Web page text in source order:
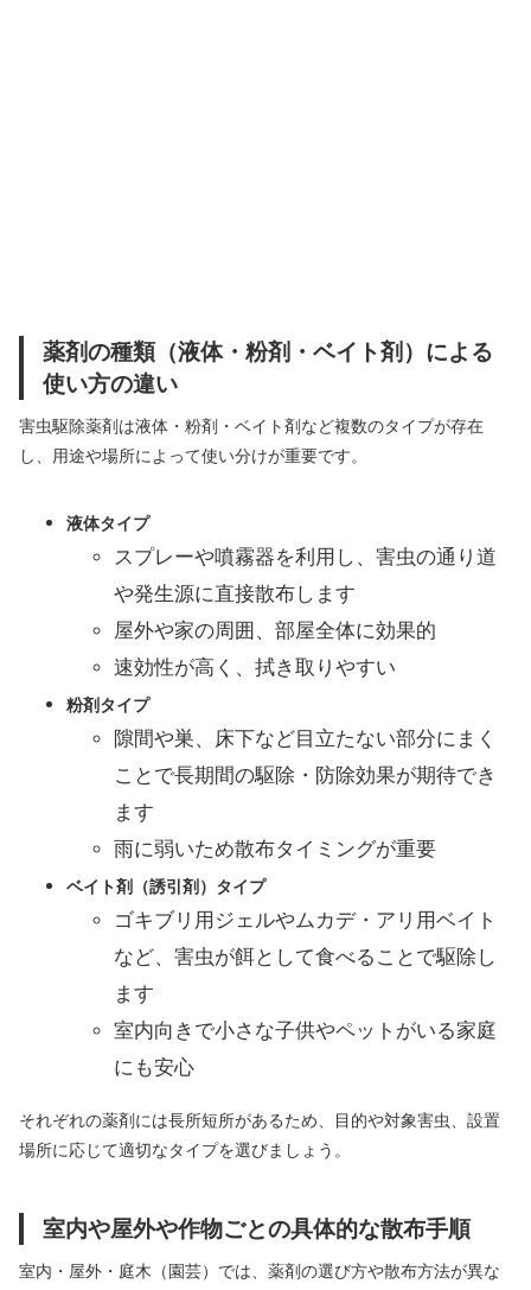
薬剤の種類（液体・粉剤・ベイト剤）による
使い方の違い
害虫駆除薬剤は液体・粉剤・ベイト剤など複数のタイプが存在
し、用途や場所によって使い分けが重要です。
液体タイプ
スプレーや噴霧器を利用し、害虫の通り道
や発生源に直接散布します
屋外や家の周囲、部屋全体に効果的
速効性が高く、拭き取りやすい
粉剤タイプ
隙間や巣、床下など目立たない部分にまく
ことで長期間の駆除・防除効果が期待でき
ます
雨に弱いため散布タイミングが重要
ベイト剤（誘引剤）タイプ
ゴキブリ用ジェルやムカデ・アリ用ベイト
など、害虫が餌として食べることで駆除し
ます
室内向きで小さな子供やペットがいる家庭
にも安心
それぞれの薬剤には長所短所があるため、目的や対象害虫、設置
場所に応じて適切なタイプを選びましょう。
室内や屋外や作物ごとの具体的な散布手順
室内・屋外・庭木（園芸）では、薬剤の選び方や散布方法が異な